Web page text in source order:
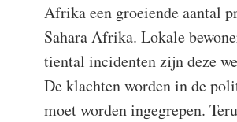
Afrika een groeiende aantal
Sahara Afrika. Lokale
tiental incidenten zijn deze
De klachten worden in de
moet worden ingegrepen.